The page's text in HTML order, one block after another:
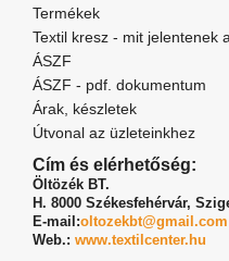
Termékek
Textil kresz - mit jelentenek
ÁSZF
ÁSZF - pdf. dokumentum
Árak, készletek
Útvonal az üzleteinkhez
Cím és elérhetőség:
Öltözék BT.
H. 8000 Székesfehérvár,
E-mail:oltozekbt@gmail.com
Web.: www.textilcenter.hu